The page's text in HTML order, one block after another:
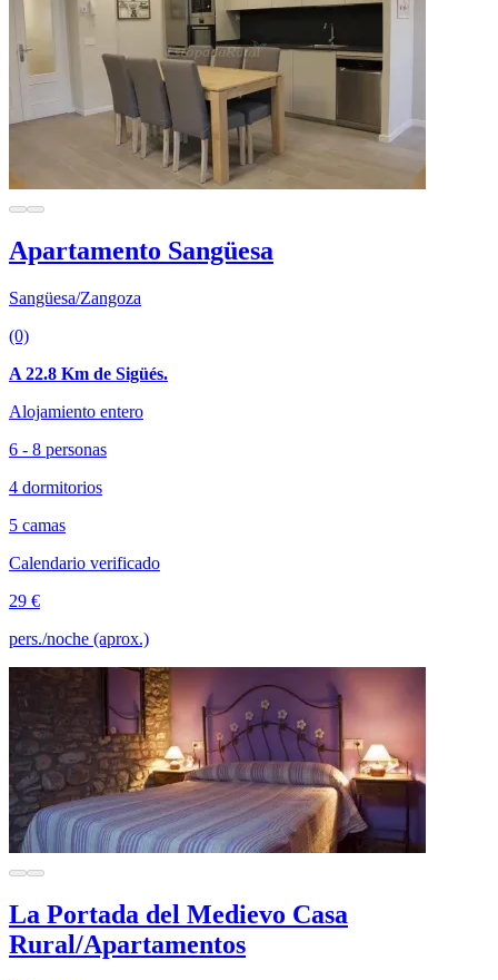
Apartamento Sangüesa
Sangüesa/Zangoza
(0)
A 22.8 Km de Sigüés.
Alojamiento entero
6 - 8 personas
4 dormitorios
5 camas
Calendario verificado
29 €
pers./noche (aprox.)
La Portada del Medievo Casa
Rural/Apartamentos